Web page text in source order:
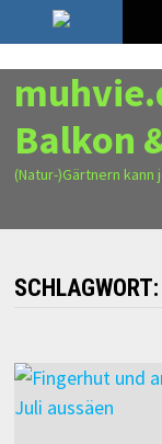
Zurück
zum
Inhalt
9. August 2026
Balkon
(Natur-)Gärtnern kann
SCHLAGWORT: